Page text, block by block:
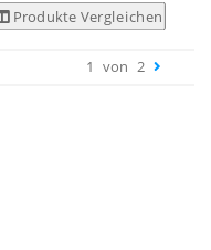
Produkte Vergleichen
1 von 2